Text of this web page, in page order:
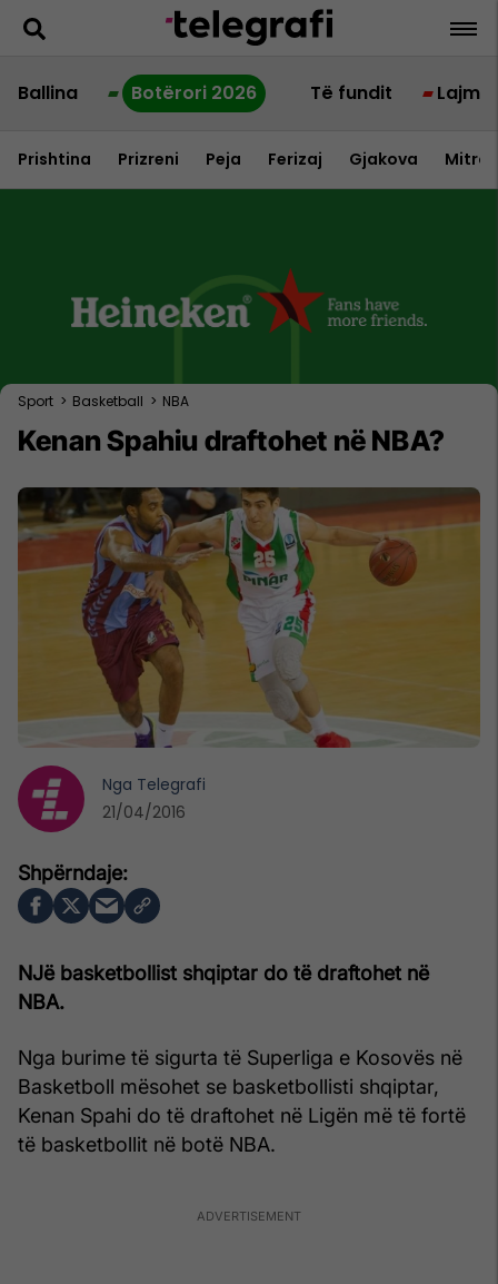
Ballina Botërori 2026 Të fundit Lajme
Prishtina Prizreni Peja Ferizaj Gjakova
Sport > Basketball > NBA
Kenan Spahiu draftohet në NBA?
NJë basketbollist shqiptar do të draftohet në
NBA.
Nga burime të sigurta të Superliga e Kosovës në
Basketboll mësohet se basketbollisti shqiptar,
Kenan Spahi do të draftohet në Ligën më të fortë
të basketbollit në botë NBA.
Nga Telegrafi
21/04/2016